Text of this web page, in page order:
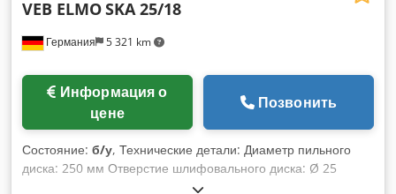
Германия 5 321 km
VEB ELMOSKA 25/18
цене
Позвонить
Состояние: б/у, Технические детали: Диаметр пильного
диска: 250 мм Отверстие шлифовального диска: Ø 25
Подача - ручная: от руки мм Высота пропила: макс. 70 мм